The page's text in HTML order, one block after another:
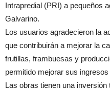
Intrapredial (PRI) a pequeños
Galvarino.
Los usuarios agradecieron la
que contribuirán a mejorar la
frutillas, frambuesas y
permitido mejorar sus
Las obras tienen una